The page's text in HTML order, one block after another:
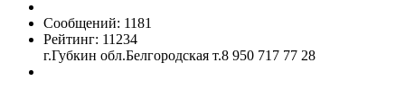
Сообщений: 1181
Рейтинг: 11234
г.Губкин обл.Белгородская т.8 950 717 77 28